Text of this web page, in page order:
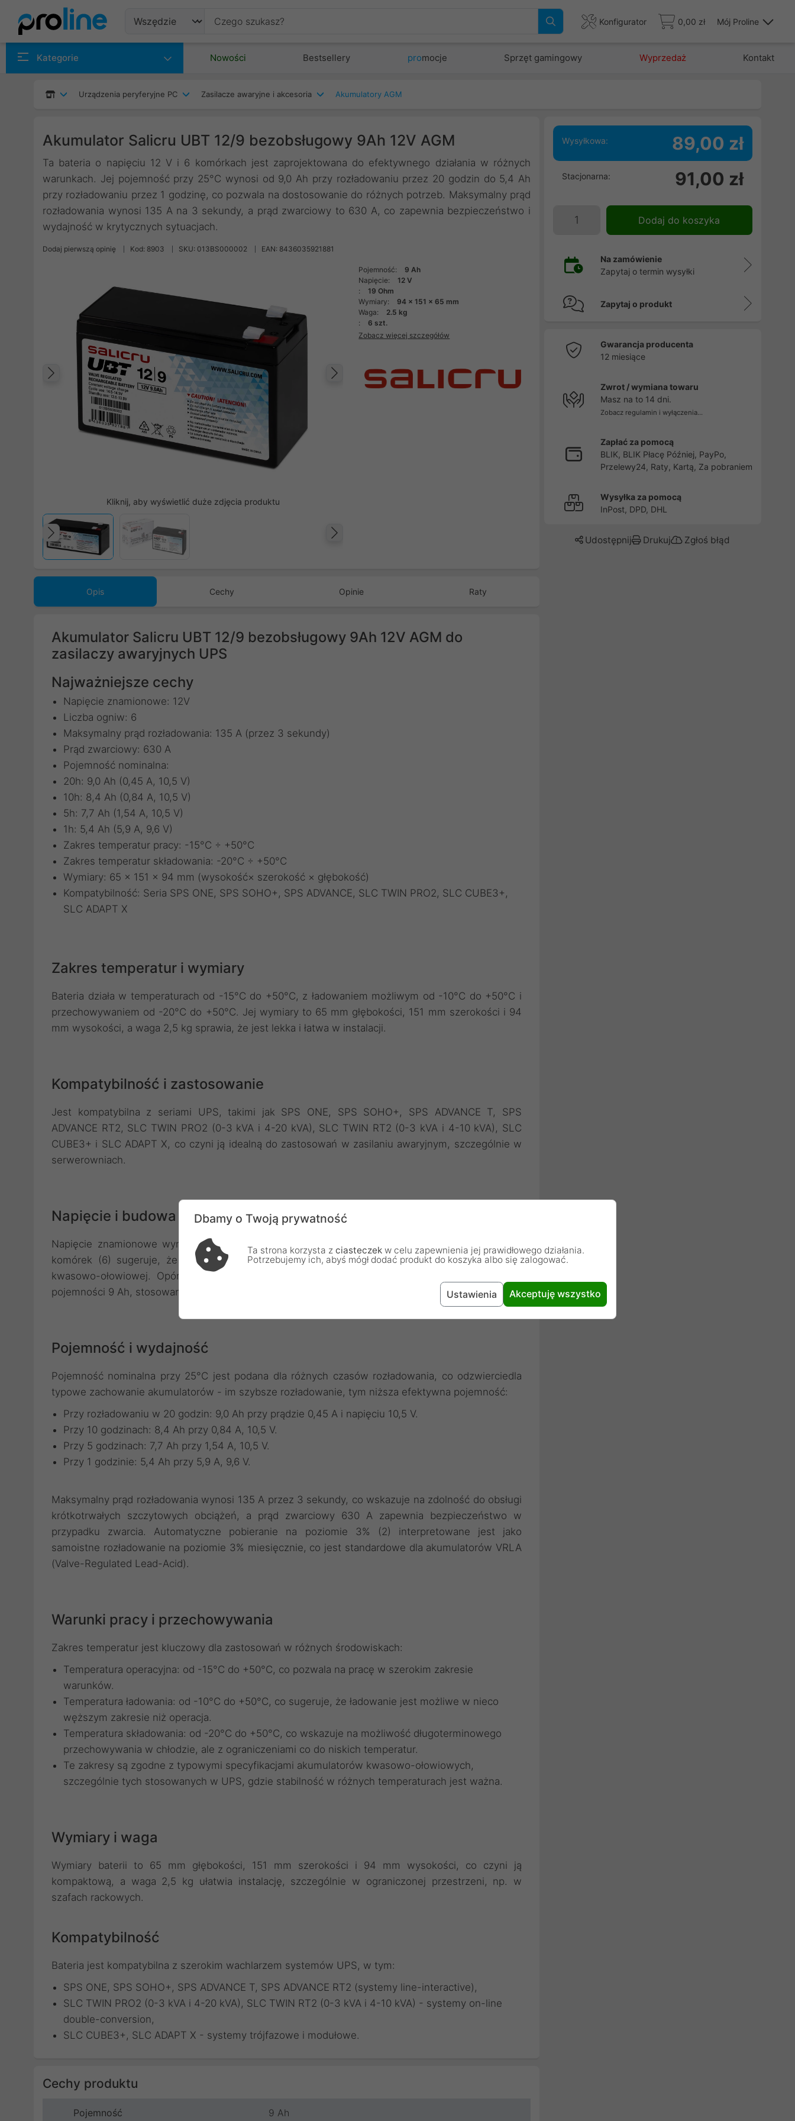
Konfigurator 0,00 zł Mój Proline
Kategorie Nowości Bestsellery promocje Sprzęt gamingowy Wyprzedaż Kontakt
Urządzenia peryferyjne PC Zasilacze awaryjne i akcesoria Akumulatory AGM
Akumulator Salicru UBT 12/9 bezobsługowy 9Ah 12V AGM
Ta bateria o napięciu 12 V i 6 komórkach jest zaprojektowana do efektywnego działania w różnych
warunkach. Jej pojemność przy 25°C wynosi od 9,0 Ah przy rozładowaniu przez 20 godzin do 5,4 Ah
przy rozładowaniu przez 1 godzinę, co pozwala na dostosowanie do różnych potrzeb. Maksymalny prąd
rozładowania wynosi 135 A na 3 sekundy, a prąd zwarciowy to 630 A, co zapewnia bezpieczeństwo i
wydajność w krytycznych sytuacjach.
Dodaj pierwszą opinię Kod: 8903 SKU: 013BS000002 EAN: 8436035921881
Następny
Poprzedni
Kliknij, aby wyświetlić duże zdjęcia produktu
Poprzedni
Pojemność:
9 Ah
Napięcie:
12 V
:
19 Ohm
Wymiary:
94 x 151 x 65 mm
Waga:
2.5 kg
:
6 szt.
Zobacz więcej szczegółów
Opis Cechy Opinie Raty
Akumulator Salicru UBT 12/9 bezobsługowy 9Ah 12V AGM do
zasilaczy awaryjnych UPS
Najważniejsze cechy
Napięcie znamionowe: 12V
Liczba ogniw: 6
Maksymalny prąd rozładowania: 135 A (przez 3 sekundy)
Prąd zwarciowy: 630 A
Pojemność nominalna:
20h: 9,0 Ah (0,45 A, 10,5 V)
10h: 8,4 Ah (0,84 A, 10,5 V)
5h: 7,7 Ah (1,54 A, 10,5 V)
1h: 5,4 Ah (5,9 A, 9,6 V)
Zakres temperatur pracy: -15°C ÷ +50°C
Zakres temperatur składowania: -20°C ÷ +50°C
Wymiary: 65 × 151 × 94 mm (wysokość× szerokość × głębokość)
Kompatybilność: Seria SPS ONE, SPS SOHO+, SPS ADVANCE, SLC TWIN PRO2, SLC CUBE3+,
SLC ADAPT X
Zakres temperatur i wymiary
Bateria działa w temperaturach od -15°C do +50°C, z ładowaniem możliwym od -10°C do +50°C i
przechowywaniem od -20°C do +50°C. Jej wymiary to 65 mm głębokości, 151 mm szerokości i 94
mm wysokości, a waga 2,5 kg sprawia, że jest lekka i łatwa w instalacji.
Kompatybilność i zastosowanie
Jest kompatybilna z seriami UPS, takimi jak SPS ONE, SPS SOHO+, SPS ADVANCE T, SPS
ADVANCE RT2, SLC TWIN PRO2 (0-3 kVA i 4-20 kVA), SLC TWIN RT2 (0-3 kVA i 4-10 kVA), SLC
CUBE3+ i SLC ADAPT X, co czyni ją idealną do zastosowań w zasilaniu awaryjnym, szczególnie w
serwerowniach.
Napięcie i budowa
Napięcie znamionowe wynosi 12 V, co jest standardowe dla małych akumulatorów UPS. Liczba
komórek (6) sugeruje, że każda komórka dostarcza około 2 V, co jest typowe dla technologii
kwasowo-ołowiowej. Opór wewnętrzny wynosi 0,019 om, co jest typowe dla akumulatorów o
pojemności 9 Ah, stosowanych w UPS.
Pojemność i wydajność
Pojemność nominalna przy 25°C jest podana dla różnych czasów rozładowania, co odzwierciedla
typowe zachowanie akumulatorów - im szybsze rozładowanie, tym niższa efektywna pojemność:
Przy rozładowaniu w 20 godzin: 9,0 Ah przy prądzie 0,45 A i napięciu 10,5 V.
Przy 10 godzinach: 8,4 Ah przy 0,84 A, 10,5 V.
Przy 5 godzinach: 7,7 Ah przy 1,54 A, 10,5 V.
Przy 1 godzinie: 5,4 Ah przy 5,9 A, 9,6 V.
Maksymalny prąd rozładowania wynosi 135 A przez 3 sekundy, co wskazuje na zdolność do obsługi
krótkotrwałych szczytowych obciążeń, a prąd zwarciowy 630 A zapewnia bezpieczeństwo w
przypadku zwarcia. Automatyczne pobieranie na poziomie 3% (2) interpretowane jest jako
samoistne rozładowanie na poziomie 3% miesięcznie, co jest standardowe dla akumulatorów VRLA
(Valve-Regulated Lead-Acid).
Warunki pracy i przechowywania
Zakres temperatur jest kluczowy dla zastosowań w różnych środowiskach:
Temperatura operacyjna: od -15°C do +50°C, co pozwala na pracę w szerokim zakresie
warunków.
Temperatura ładowania: od -10°C do +50°C, co sugeruje, że ładowanie jest możliwe w nieco
węższym zakresie niż operacja.
Temperatura składowania: od -20°C do +50°C, co wskazuje na możliwość długoterminowego
przechowywania w chłodzie, ale z ograniczeniami co do niskich temperatur.
Te zakresy są zgodne z typowymi specyfikacjami akumulatorów kwasowo-ołowiowych,
szczególnie tych stosowanych w UPS, gdzie stabilność w różnych temperaturach jest ważna.
Wymiary i waga
Wymiary baterii to 65 mm głębokości, 151 mm szerokości i 94 mm wysokości, co czyni ją
kompaktową, a waga 2,5 kg ułatwia instalację, szczególnie w ograniczonej przestrzeni, np. w
szafach rackowych.
Kompatybilność
Bateria jest kompatybilna z szerokim wachlarzem systemów UPS, w tym:
SPS ONE, SPS SOHO+, SPS ADVANCE T, SPS ADVANCE RT2 (systemy line-interactive),
SLC TWIN PRO2 (0-3 kVA i 4-20 kVA), SLC TWIN RT2 (0-3 kVA i 4-10 kVA) - systemy on-line
double-conversion,
SLC CUBE3+, SLC ADAPT X - systemy trójfazowe i modułowe.
Cechy produktu
Pojemność 9 Ah
Wysyłkowa: 89,00 zł
Stacjonarna: 91,00 zł
Dodaj do koszyka
Na zamówienie
Zapytaj o termin wysyłki
Zapytaj o produkt
Gwarancja producenta
12 miesiące
Zwrot / wymiana towaru
Masz na to 14 dni.
Zobacz regulamin i wyłączenia...
Zapłać za pomocą
BLIK, BLIK Płacę Później, PayPo,
Przelewy24, Raty, Kartą, Za pobraniem
Wysyłka za pomocą
InPost, DPD, DHL
Udostępnij Drukuj Zgłoś błąd
Dbamy o Twoją prywatność
Ta strona korzysta z ciasteczek w celu zapewnienia jej prawidłowego działania.
Potrzebujemy ich, abyś mógł dodać produkt do koszyka albo się zalogować.
Ustawienia Akceptuję wszystko